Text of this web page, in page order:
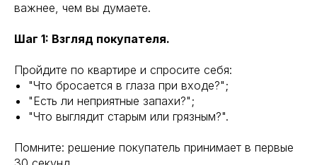
важнее, чем вы думаете.
Шаг 1: Взгляд покупателя.
Пройдите по квартире и спросите себя:
"Что бросается в глаза при входе?";
"Есть ли неприятные запахи?";
"Что выглядит старым или грязным?".
Помните: решение покупатель принимает в первые